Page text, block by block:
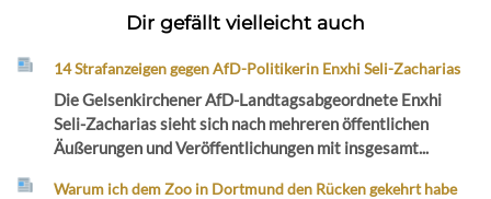
Dir gefällt vielleicht auch
14 Strafanzeigen gegen AfD-Politikerin Enxhi Seli-Zacharias
Die Gelsenkirchener AfD-Landtagsabgeordnete Enxhi
Seli-Zacharias sieht sich nach mehreren öffentlichen
Äußerungen und Veröffentlichungen mit insgesamt...
Warum ich dem Zoo in Dortmund den Rücken gekehrt habe